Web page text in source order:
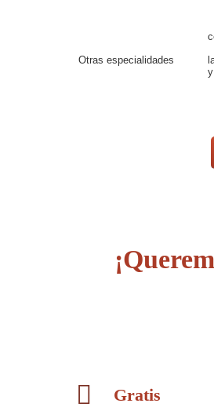
Otras especialidades
Gratis